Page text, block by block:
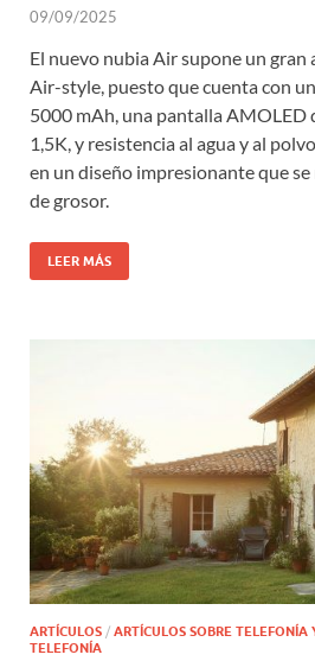
09/09/2025
El nuevo nubia Air supone un gran
Air-style, puesto que cuenta con
5000 mAh, una pantalla AMOLED
1,5K, y resistencia al agua y al
en un diseño impresionante que se
de grosor.
LEER MÁS
ARTÍCULOS / ARTÍCULOS SOBRE TELEFONÍA
TELEFONÍA